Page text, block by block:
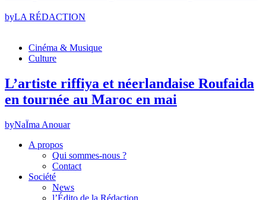
byLA RÉDACTION
Cinéma & Musique
Culture
L’artiste riffiya et néerlandaise Roufaida
en tournée au Maroc en mai
byNaÏma Anouar
A propos
Qui sommes-nous ?
Contact
Société
News
l’Édito de la Rédaction